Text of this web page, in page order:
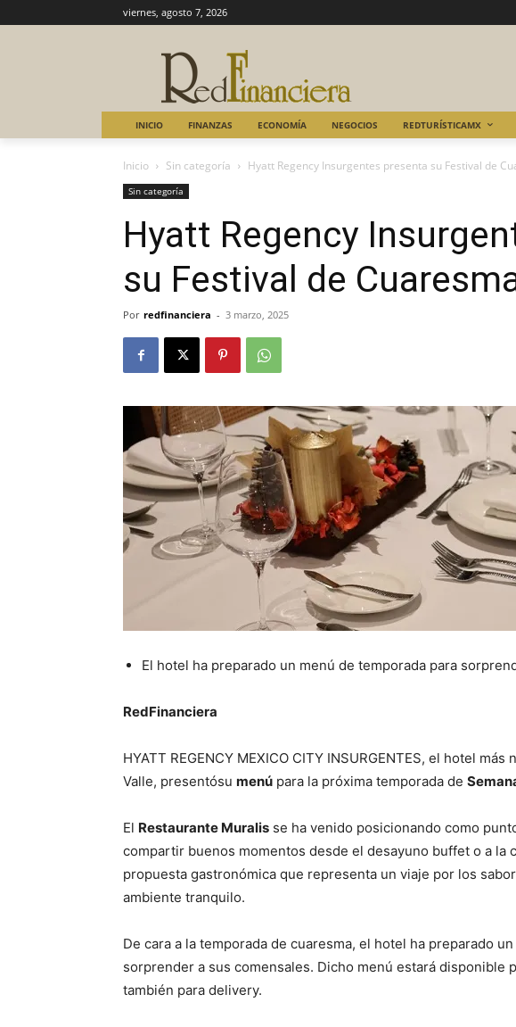
viernes, agosto 7, 2026
INICIO FINANZAS ECONOMÍA NEGOCIOS REDTURÍSTICAMX
Inicio Sin categoría Hyatt Regency Insurgentes presenta su Festival de
Sin categoría
Hyatt Regency
su Festival de
Por redfinanciera - 3 marzo, 2025
El hotel ha preparado un menú de temporada para
RedFinanciera
HYATT REGENCY MEXICO CITY INSURGENTES, el hotel
Valle, presentósu menú para la próxima temporada de
El Restaurante Muralis se ha venido posicionando como
compartir buenos momentos desde el desayuno buffet o a la
propuesta gastronómica que representa un viaje por los
ambiente tranquilo.
De cara a la temporada de cuaresma, el hotel ha preparado
sorprender a sus comensales. Dicho menú estará disponible
también para delivery.